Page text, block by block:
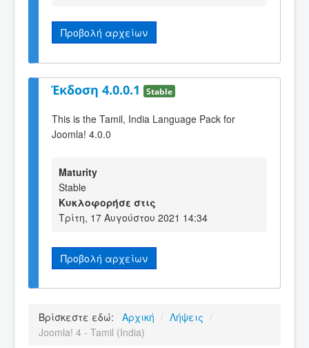
Προβολή αρχείων
Έκδοση 4.0.0.1 Stable
This is the Tamil, India Language Pack for
Joomla! 4.0.0
Maturity
Stable
Κυκλοφορήσε στις
Τρίτη, 17 Αυγούστου 2021 14:34
Προβολή αρχείων
Βρίσκεστε εδώ: Αρχική / Λήψεις /
Joomla! 4 - Tamil (India)